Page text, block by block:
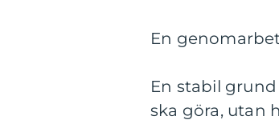
En
En stabil
ska göra, utan